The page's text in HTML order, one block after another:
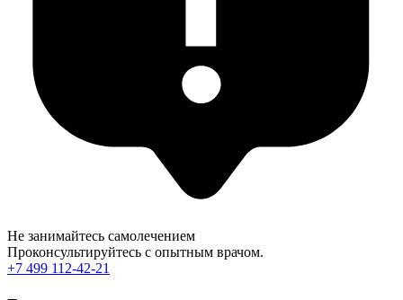
Не занимайтесь самолечением
Проконсультируйтесь с опытным врачом.
+7 499 112-42-21